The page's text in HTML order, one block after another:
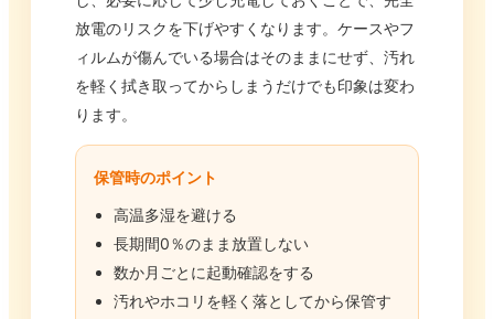
放電のリスクを下げやすくなります。ケースやフ
ィルムが傷んでいる場合はそのままにせず、汚れ
を軽く拭き取ってからしまうだけでも印象は変わ
ります。
保管時のポイント
高温多湿を避ける
長期間0％のまま放置しない
数か月ごとに起動確認をする
汚れやホコリを軽く落としてから保管す